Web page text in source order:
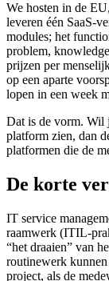
We hosten in de
leveren één SaaS-
modules; het
problem,
prijzen per
op een aparte
lopen in een week
Dat is de vorm. Wil
platform zien, dan
platformen die de
De korte
IT service
raamwerk (ITIL-
“het draaien” van
routinewerk
project, als de